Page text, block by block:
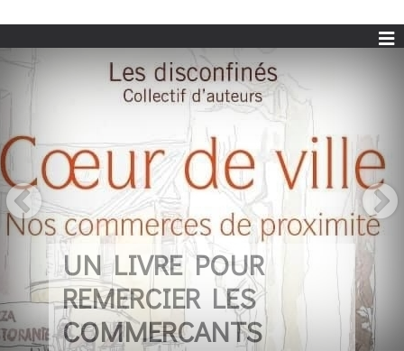
UN LIVRE POUR
REMERCIER LES
COMMERCANTS